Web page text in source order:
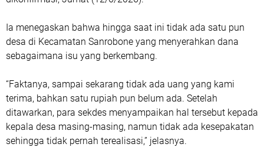
Ia menegaskan bahwa hingga saat ini tidak ada satu pun
desa di Kecamatan Sanrobone yang menyerahkan dana
sebagaimana isu yang berkembang.
“Faktanya, sampai sekarang tidak ada uang yang kami
terima, bahkan satu rupiah pun belum ada. Setelah
ditawarkan, para sekdes menyampaikan hal tersebut kepada
kepala desa masing-masing, namun tidak ada kesepakatan
sehingga tidak pernah terealisasi,” jelasnya.